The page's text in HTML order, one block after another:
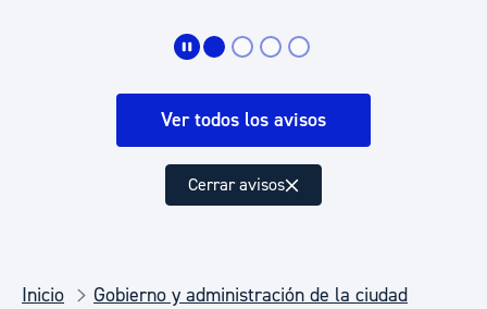
Ver todos los avisos
Cerrar avisos
Inicio
Gobierno y administración de la ciudad